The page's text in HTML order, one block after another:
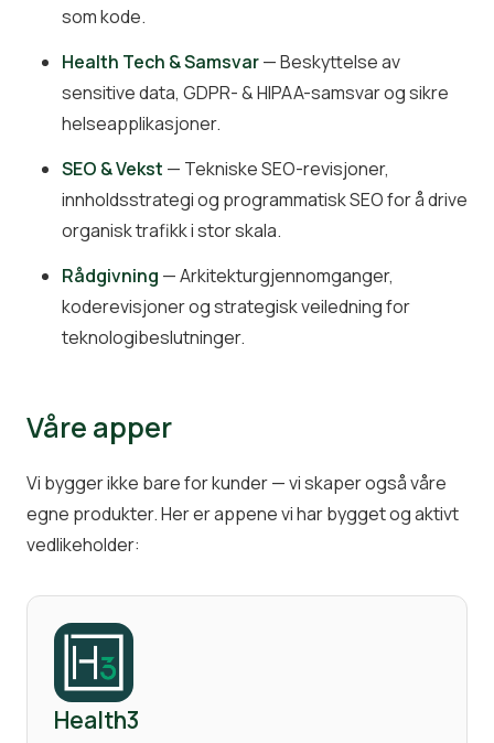
som kode.
Health Tech & Samsvar— Beskyttelse av
sensitive data, GDPR- & HIPAA-samsvar og sikre
helseapplikasjoner.
SEO & Vekst — Tekniske SEO-revisjoner,
innholdsstrategi og programmatisk SEO for å drive
organisk trafikk i stor skala.
Rådgivning — Arkitekturgjennomganger,
koderevisjoner og strategisk veiledning for
teknologibeslutninger.
Våre apper
Vi bygger ikke bare for kunder — vi skaper også våre
egne produkter. Her er appene vi har bygget og aktivt
vedlikeholder:
Health3